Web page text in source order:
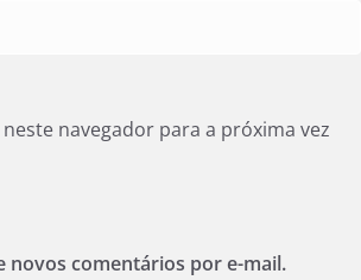
navegador para a próxima vez
novos comentários por e-mail.